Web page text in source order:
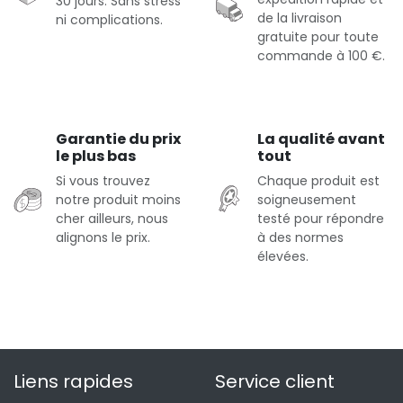
ni complications.
de la livraison
gratuite pour toute
commande à 100 €.
Garantie du prix
le plus bas
Si vous trouvez
notre produit moins
cher ailleurs, nous
alignons le prix.
La qualité avant
tout
Chaque produit est
soigneusement
testé pour répondre
à des normes
élevées.
Liens rapides Service client